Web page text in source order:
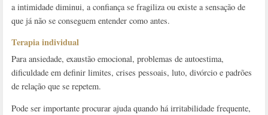
a intimidade diminui, a confiança se fragiliza ou existe a sensação de
que já não se conseguem entender como antes.
Terapia individual
Para ansiedade, exaustão emocional, problemas de autoestima,
dificuldade em definir limites, crises pessoais, luto, divórcio e padrões
de relação que se repetem.
Pode ser importante procurar ajuda quando há irritabilidade frequente,